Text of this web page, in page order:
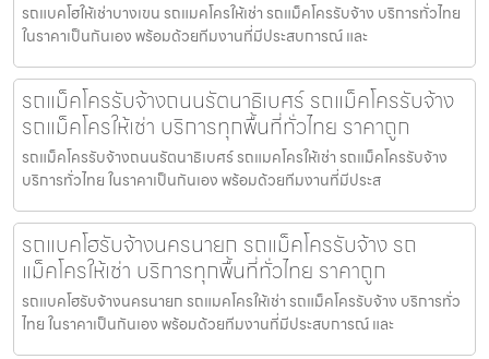
รถแบคโฮให้เช่าบางเขน รถแมคโครให้เช่า รถแม็คโครรับจ้าง บริการทั่วไทย
ในราคาเป็นกันเอง พร้อมด้วยทีมงานที่มีประสบการณ์ และ
รถแม็คโครรับจ้างถนนรัตนาธิเบศร์ รถแม็คโครรับจ้าง
รถแม็คโครให้เช่า บริการทุกพื้นที่ทั่วไทย ราคาถูก
รถแม็คโครรับจ้างถนนรัตนาธิเบศร์ รถแมคโครให้เช่า รถแม็คโครรับจ้าง
บริการทั่วไทย ในราคาเป็นกันเอง พร้อมด้วยทีมงานที่มีประส
รถแบคโฮรับจ้างนครนายก รถแม็คโครรับจ้าง รถ
แม็คโครให้เช่า บริการทุกพื้นที่ทั่วไทย ราคาถูก
รถแบคโฮรับจ้างนครนายก รถแมคโครให้เช่า รถแม็คโครรับจ้าง บริการทั่ว
ไทย ในราคาเป็นกันเอง พร้อมด้วยทีมงานที่มีประสบการณ์ และ